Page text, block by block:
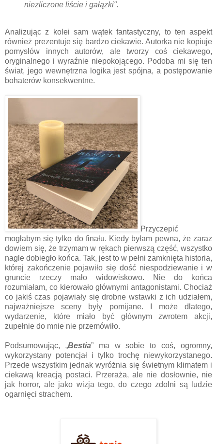
niezliczone liście i gałązki".
Analizując z kolei sam wątek fantastyczny, to ten aspekt
również prezentuje się bardzo ciekawie. Autorka nie kopiuje
pomysłów innych autorów, ale tworzy coś ciekawego,
oryginalnego i wyraźnie niepokojącego. Podoba mi się ten
świat, jego wewnętrzna logika jest spójna, a postępowanie
bohaterów konsekwentne.
Przyczepić
mogłabym się tylko do finału. Kiedy byłam pewna, że zaraz
dowiem się, że trzymam w rękach pierwszą część, wszystko
nagle dobiegło końca. Tak, jest to w pełni zamknięta historia,
której zakończenie pojawiło się dość niespodziewanie i w
gruncie rzeczy mało widowiskowo. Nie do końca
rozumiałam, co kierowało głównymi antagonistami. Chociaż
co jakiś czas pojawiały się drobne wstawki z ich udziałem,
najważniejsze sceny były pomijane. I może dlatego,
wydarzenie, które miało być głównym zwrotem akcji,
zupełnie do mnie nie przemówiło.
Podsumowując, „Bestia” ma w sobie to coś, ogromny,
wykorzystany potencjał i tylko trochę niewykorzystanego.
Przede wszystkim jednak wyróżnia się świetnym klimatem i
ciekawą kreacją postaci. Przeraża, ale nie dosłownie, nie
jak horror, ale jako wizja tego, do czego zdolni są ludzie
ogarnięci strachem.